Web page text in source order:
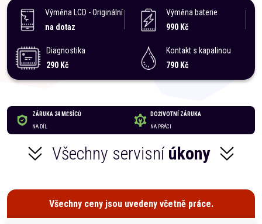
Diagnostika
290 Kč
Kontakt s kapalinou
790 Kč
Výměna LCD - Originální
na dotaz
Výměna baterie
990 Kč
ZÁRUKA 24 MĚSÍCŮ
NA DÍL
DOŽIVOTNÍ ZÁRUKA
NA PRÁCI
Všechny servisní úkony
Všechny ceny jsou uvedeny včetně práce.